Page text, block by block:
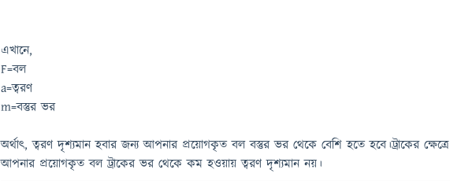
এখানে,
F=বল
a=ত্বরণ
m=বস্তুর ভর
অর্থাৎ, ত্বরণ দৃশ্যমান হবার জন্য আপনার প্রয়োগকৃত বল বস্তুর ভর থেকে বেশি হতে হবে।ট্রাকের ক্ষেত্রে
আপনার প্রয়োগকৃত বল ট্রাকের ভর থেকে কম হওয়ায় ত্বরণ দৃশ্যমান নয়।